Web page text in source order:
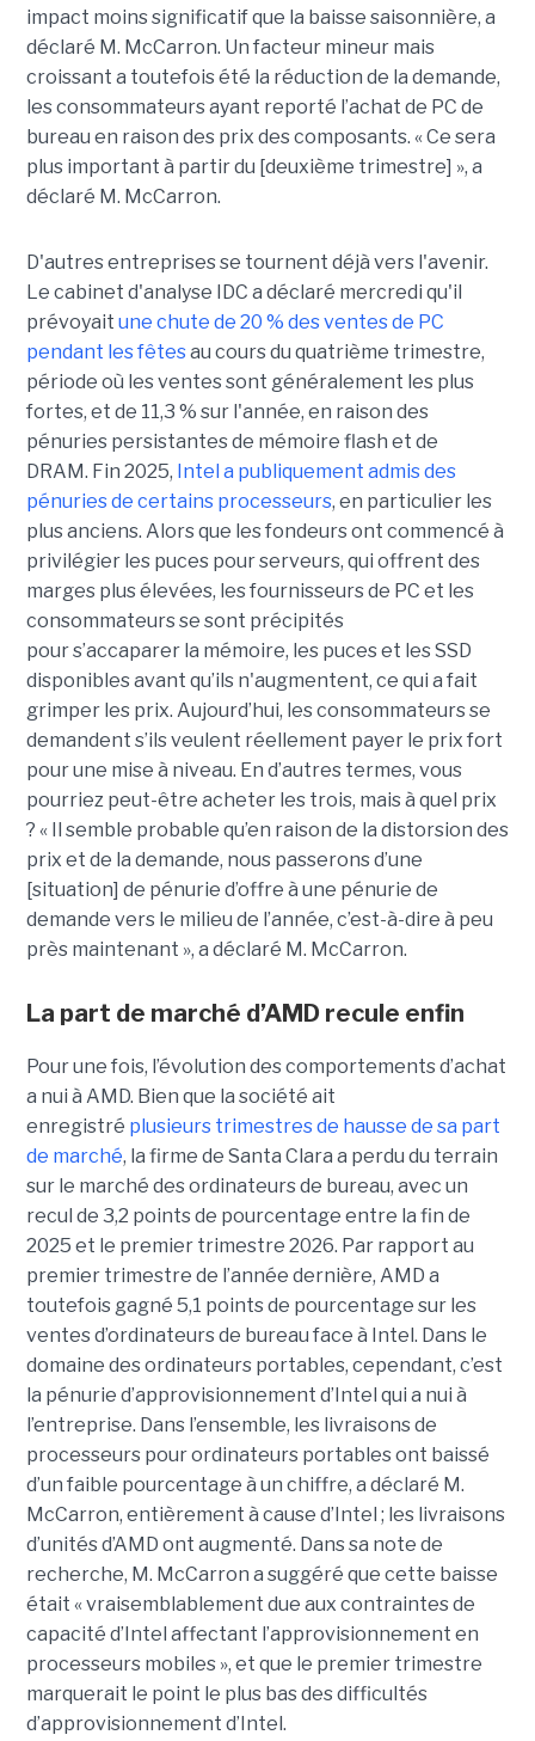
impact moins significatif que la baisse saisonnière, a
déclaré M. McCarron. Un facteur mineur mais
croissant a toutefois été la réduction de la demande,
les consommateurs ayant reporté l’achat de PC de
bureau en raison des prix des composants. « Ce sera
plus important à partir du [deuxième trimestre] », a
déclaré M. McCarron.
D'autres entreprises se tournent déjà vers l'avenir.
Le cabinet d'analyse IDC a déclaré mercredi qu'il
prévoyait une chute de 20 % des ventes de PC
pendant les fêtesau cours du quatrième trimestre,
période où les ventes sont généralement les plus
fortes, et de 11,3 % sur l'année, en raison des
pénuries persistantes de mémoire flash et de
DRAM. Fin 2025, Intel a publiquement admis des
pénuries de certains processeurs, en particulier les
plus anciens. Alors que les fondeurs ont commencé à
privilégier les puces pour serveurs, qui offrent des
marges plus élevées, les fournisseurs de PC et les
consommateurs se sont précipités
pour s’accaparer la mémoire, les puces et les SSD
disponibles avant qu’ils n'augmentent, ce qui a fait
grimper les prix. Aujourd’hui, les consommateurs se
demandent s’ils veulent réellement payer le prix fort
pour une mise à niveau. En d’autres termes, vous
pourriez peut-être acheter les trois, mais à quel prix
? « Il semble probable qu’en raison de la distorsion des
prix et de la demande, nous passerons d’une
[situation] de pénurie d’offre à une pénurie de
demande vers le milieu de l’année, c’est-à-dire à peu
près maintenant », a déclaré M. McCarron.
La part de marché d’AMD recule enfin
Pour une fois, l’évolution des comportements d’achat
a nui à AMD. Bien que la société ait
enregistré plusieurs trimestres de hausse de sa part
de marché, la firme de Santa Clara a perdu du terrain
sur le marché des ordinateurs de bureau, avec un
recul de 3,2 points de pourcentage entre la fin de
2025 et le premier trimestre 2026. Par rapport au
premier trimestre de l’année dernière, AMD a
toutefois gagné 5,1 points de pourcentage sur les
ventes d’ordinateurs de bureau face à Intel. Dans le
domaine des ordinateurs portables, cependant, c’est
la pénurie d’approvisionnement d’Intel qui a nui à
l’entreprise. Dans l’ensemble, les livraisons de
processeurs pour ordinateurs portables ont baissé
d’un faible pourcentage à un chiffre, a déclaré M.
McCarron, entièrement à cause d’Intel ; les livraisons
d’unités d’AMD ont augmenté. Dans sa note de
recherche, M. McCarron a suggéré que cette baisse
était « vraisemblablement due aux contraintes de
capacité d’Intel affectant l’approvisionnement en
processeurs mobiles », et que le premier trimestre
marquerait le point le plus bas des difficultés
d’approvisionnement d’Intel.